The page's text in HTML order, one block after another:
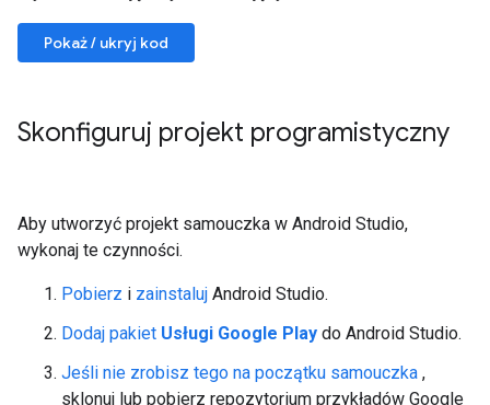
Pokaż / ukryj kod
Skonfiguruj projekt programistyczny
Aby utworzyć projekt samouczka w Android Studio,
wykonaj te czynności.
Pobierz i zainstaluj Android Studio.
Dodaj pakiet Usługi Google Play do Android Studio.
Jeśli nie zrobisz tego na początku samouczka ,
sklonuj lub pobierz repozytorium przykładów Google